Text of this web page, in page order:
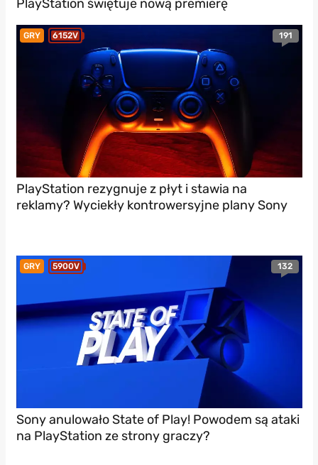
PlayStation świętuje nową premierę
GRY 6152V 191
PlayStation rezygnuje z płyt i stawia na
reklamy? Wyciekły kontrowersyjne plany Sony
GRY 5900V 132
Sony anulowało State of Play! Powodem są ataki
na PlayStation ze strony graczy?